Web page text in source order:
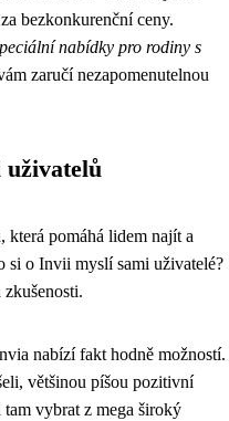
bezkonkurenční ceny.
nabídky pro rodiny s
zaručí nezapomenutelnou
uživatelů
která pomáhá lidem najít a
si o Invii myslí sami uživatelé?
nabízí fakt hodně možností.
většinou píšou pozitivní
vybrat z mega široký